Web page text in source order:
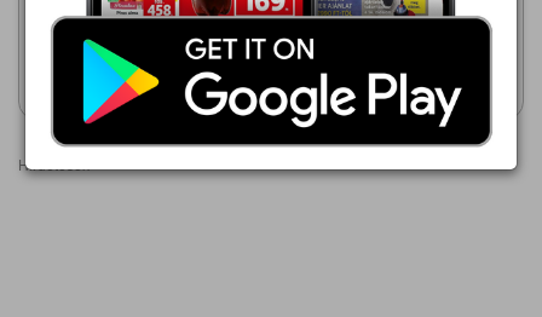
Akciós újság
megtekintése
Akciós újság
megtekintése
Hirdetések